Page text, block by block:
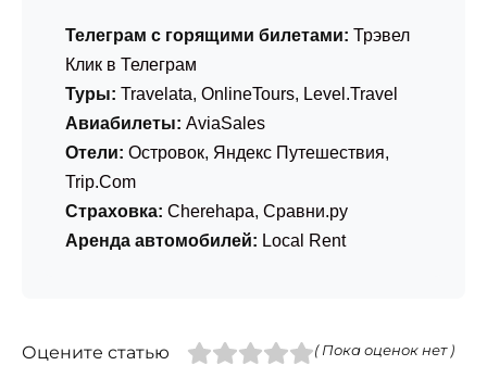
Телеграм с горящими билетами: Трэвел
Клик в Телеграм
Туры: Travelata, OnlineTours, Level.Travel
Авиабилеты: AviaSales
Отели: Островок, Яндекс Путешествия,
Trip.Com
Страховка: Cherehapa, Сравни.ру
Аренда автомобилей: Local Rent
Оцените статью ( Пока оценок нет )